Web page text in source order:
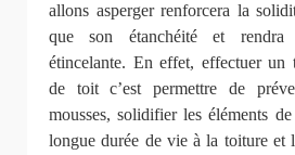
allons asperger renforcera la
que son étanchéité et
étincelante. En effet, effectuer un
de toit c’est permettre de
mousses, solidifier les éléments
longue durée de vie à la toiture et